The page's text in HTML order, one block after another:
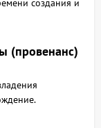
создания и
(провенанс)